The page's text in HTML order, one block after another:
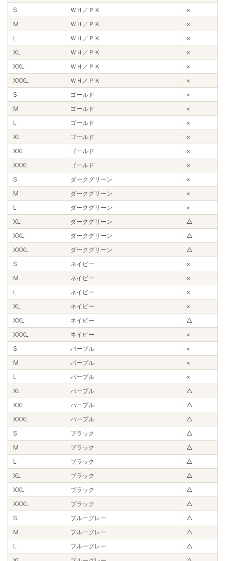
S
ＷＨ／ＰＫ
×
M
ＷＨ／ＰＫ
×
L
ＷＨ／ＰＫ
×
XL
ＷＨ／ＰＫ
×
XXL
ＷＨ／ＰＫ
×
XXXL
ＷＨ／ＰＫ
×
S
ゴールド
×
M
ゴールド
×
L
ゴールド
×
XL
ゴールド
×
XXL
ゴールド
×
XXXL
ゴールド
×
S
ダークグリーン
×
M
ダークグリーン
×
L
ダークグリーン
×
XL
ダークグリーン
△
XXL
ダークグリーン
△
XXXL
ダークグリーン
△
S
ネイビー
×
M
ネイビー
×
L
ネイビー
×
XL
ネイビー
×
XXL
ネイビー
△
XXXL
ネイビー
×
S
パープル
×
M
パープル
×
L
パープル
×
XL
パープル
△
XXL
パープル
△
XXXL
パープル
△
S
ブラック
△
M
ブラック
△
L
ブラック
△
XL
ブラック
△
XXL
ブラック
△
XXXL
ブラック
△
S
ブルーグレー
△
M
ブルーグレー
△
L
ブルーグレー
△